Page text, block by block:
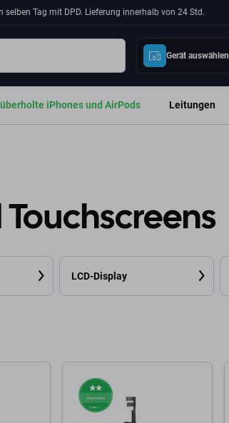
Tag mit DPD. Lieferung innerhalb von 24 Std.
Gerät auswählen
iPhones und AirPods Leitungen
LCD-Display